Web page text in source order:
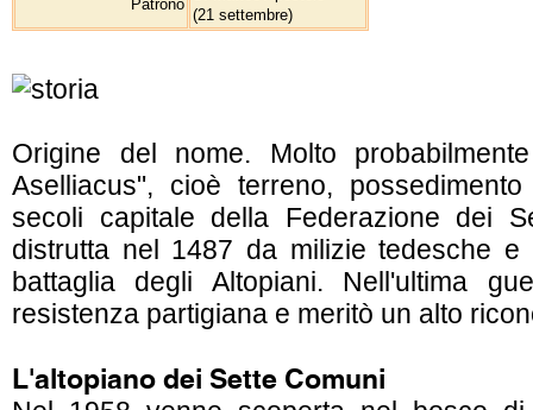
Patrono
(21 settembre)
Origine del nome. Molto
Aselliacus", cioè terreno,
secoli capitale della Federazione dei
distrutta nel 1487 da milizie tedesche
battaglia degli Altopiani. Nell'ultima
resistenza partigiana e meritò un alto
L'altopiano dei Sette Comuni